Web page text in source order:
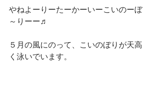
やねよーりーたーかーいーこいのーぼ
～りーー♬
５月の風にのって、こいのぼりが天高
く泳いでいます。